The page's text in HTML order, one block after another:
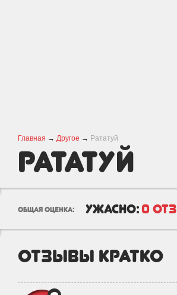
Главная → Другое → Рататуй
Рататуй
общая оценка: ужасно: 0
отзывы кратко